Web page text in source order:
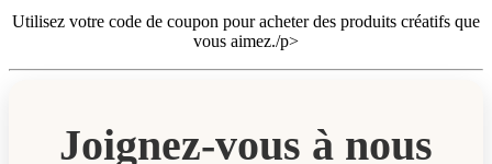
Utilisez votre code de coupon pour acheter des produits créatifs que
vous aimez./p>
Joignez-vous à nous